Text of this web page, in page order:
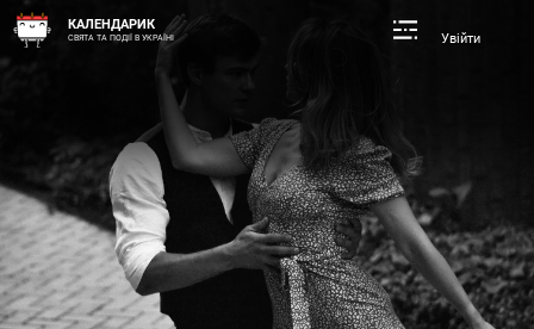
КАЛЕНДАРИК
СВЯТА ТА ПОДІЇ В УКРАЇНІ Увійти